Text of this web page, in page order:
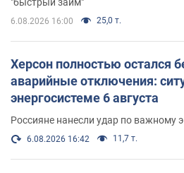
6.08.2026 16:00 25,0 т.
Херсон полностью остался
аварийные отключения:
энергосистеме 6 августа
Россияне нанесли удар по важному
6.08.2026 16:42 11,7 т.